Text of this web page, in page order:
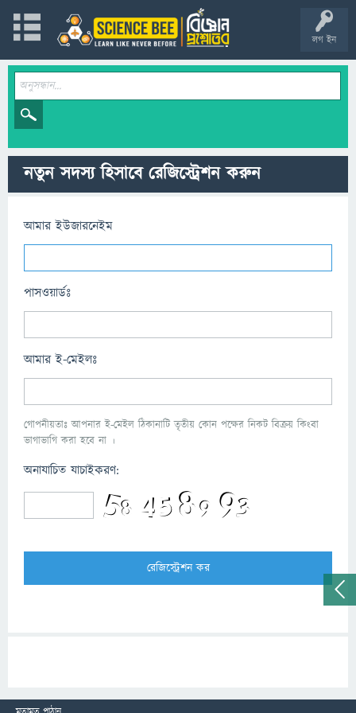
লগ ইন
নতুন সদস্য হিসাবে রেজিস্ট্রেশন করুন
আমার ইউজারনেইম
পাসওয়ার্ডঃ
আমার ই-মেইলঃ
গোপনীয়তাঃ আপনার ই-মেইল ঠিকানাটি তৃতীয় কোন পক্ষের নিকট বিক্রয় কিংবা
ভাগাভাগি করা হবে না ।
অনাযাচিত যাচাইকরণ: